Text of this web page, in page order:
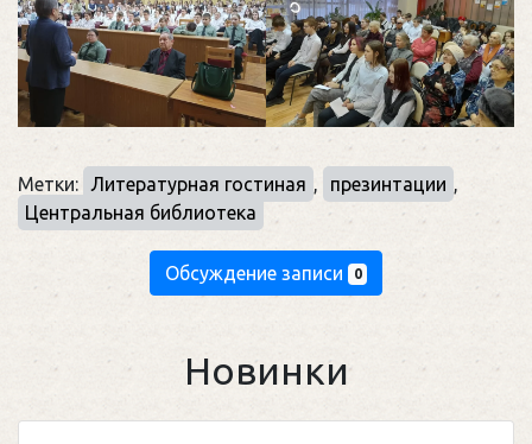
Метки: Литературная гостиная , презинтации ,
Центральная библиотека
Обсуждение записи 0
Новинки